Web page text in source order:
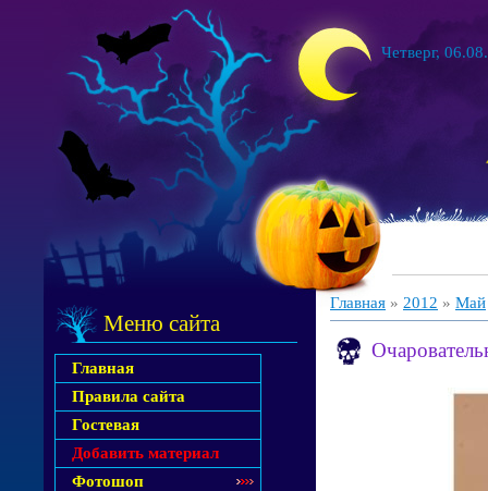
Четверг,
Меню сайта
Главная
Правила сайта
Гостевая
Добавить материал
Фотошоп
Главная » 2012 » Май